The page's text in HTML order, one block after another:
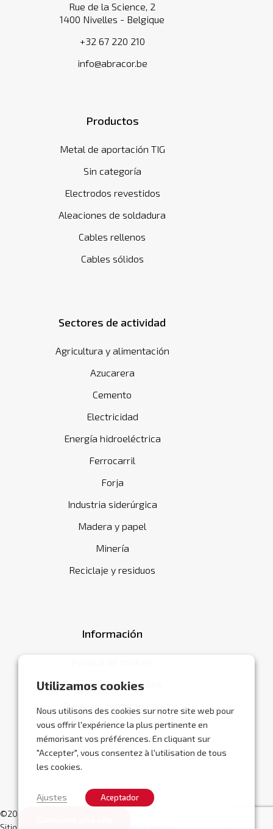
Utilizamos cookies
Nous utilisons des cookies sur notre site web pour
vous offrir l'expérience la plus pertinente en
mémorisant vos préférences. En cliquant sur
"Accepter", vous consentez à l'utilisation de tous
les cookies.
Ajustes Aceptador
Rue de la Science, 2
1400 Nivelles - Belgique
+32 67 220 210
info@abracor.be
Productos
Metal de aportación TIG
Sin categoría
Electrodos revestidos
Aleaciones de soldadura
Cables rellenos
Cables sólidos
Sectores de actividad
Agricultura y alimentación
Azucarera
Cemento
Electricidad
Energía hidroeléctrica
Ferrocarril
Forja
Industria siderúrgica
Madera y papel
Minería
Reciclaje y residuos
Información
Condiciones generales
Ponte en contacto con
©2026 Abracor.